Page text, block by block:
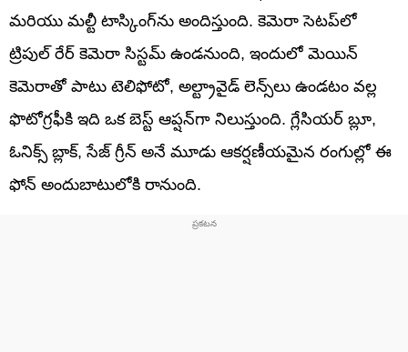
మరియు మల్టీ టాస్కింగ్‌ను అందిస్తుంది. కెమెరా సెటప్‌లో
ట్రిపుల్ రేర్ కెమెరా సిస్టమ్ ఉండనుంది, ఇందులో మెయిన్
కెమెరాతో పాటు టెలిఫోటో, అల్ట్రావైడ్ లెన్స్‌లు ఉండటం వల్ల
ఫొటోగ్రఫీకి ఇది ఒక బెస్ట్ ఆప్షన్‌గా నిలుస్తుంది. గ్లేసియర్ బ్లూ,
ఓనిక్స్ బ్లాక్, సేజ్ గ్రీన్ అనే మూడు ఆకర్షణీయమైన రంగుల్లో ఈ
ఫోన్ అందుబాటులోకి రానుంది.